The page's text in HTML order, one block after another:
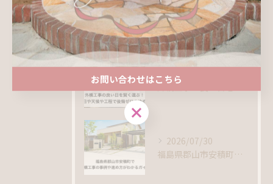
2026/08/10
夏季休業のお知らせ
2026/08/06
2026/07/30
福島県郡山市安積町で外構工事の事例や進め方がわかるガイド
お問い合わせはこちら
お問い合わせはこちら